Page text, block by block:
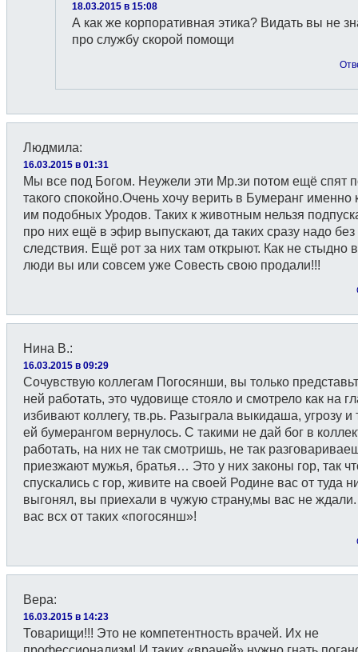
18.03.2015 в 15:08
А как же корпоративная этика? Видать вы не
про службу скорой помощи
Людмила:
16.03.2015 в 01:31
Мы все под Богом. Неужели эти Мр.зи потом ещё спят
такого спокойно.Очень хочу верить в Бумеранг именно
им подобных Уродов. Таких к животным нельзя
про них ещё в эфир выпускают, да таких сразу надо без
следствия. Ещё рот за них там открыют. Как не стыдно
люди вы или совсем уже Совесть свою продали!!!
Нина В.:
16.03.2015 в 09:29
Сочувствую коллегам Погосянши, вы только
ней работать, это чудовище стояло и смотрело как на
избивают коллегу, тв.рь. Разыграла выкидаша, угрозу и
ей бумерангом вернулось. С такими не дай бог в
работать, на них не так смотришь, не так
приезжают мужья, братья… Это у них законы гор, так
спускались с гор, живите на своей Родине вас от туда
выгонял, вы приехали в чужую страну,мы вас не
вас всх от таких «погосянш»!
Вера:
16.03.2015 в 14:23
Товарищи!!! Это не компетентность врачей. Их не